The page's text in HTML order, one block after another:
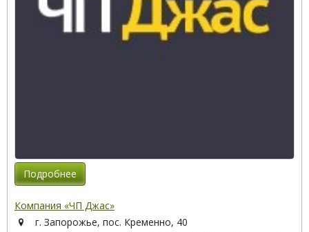
Подробнее
Компания «ЧП Джас»
г. Запорожье, пос. Кременно, 40